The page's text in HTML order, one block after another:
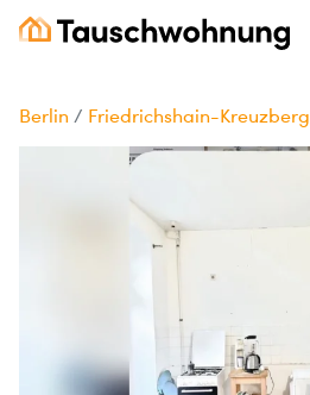
Berlin / Friedrichshain-Kreuzberg